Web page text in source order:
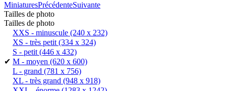
MiniaturesPrécédenteSuivante
Tailles de photo
Tailles de photo
XXS - minuscule (240 x 232)
XS - très petit(334 x 324)
S - petit(446 x 432)
✔ M - moyen (620 x 600)
L - grand (781 x 756)
XL - très grand (948 x 918)